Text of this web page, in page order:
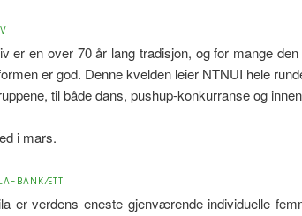
er en over 70 år lang tradisjon, og for mange
er god. Denne kvelden leier NTNUI hele
til både dans, pushup-konkurranse og
i mars.
BANKÆTT
er verdens eneste gjenværende individuelle